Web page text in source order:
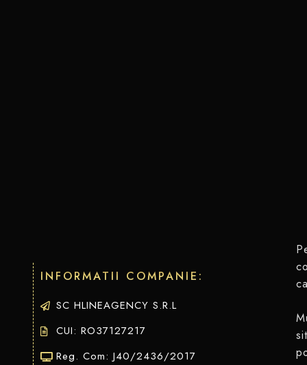
INFORMATII COMPANIE:
SC HLINEAGENCY S.R.L
CUI: RO37127217
Reg. Com: J40/2436/2017